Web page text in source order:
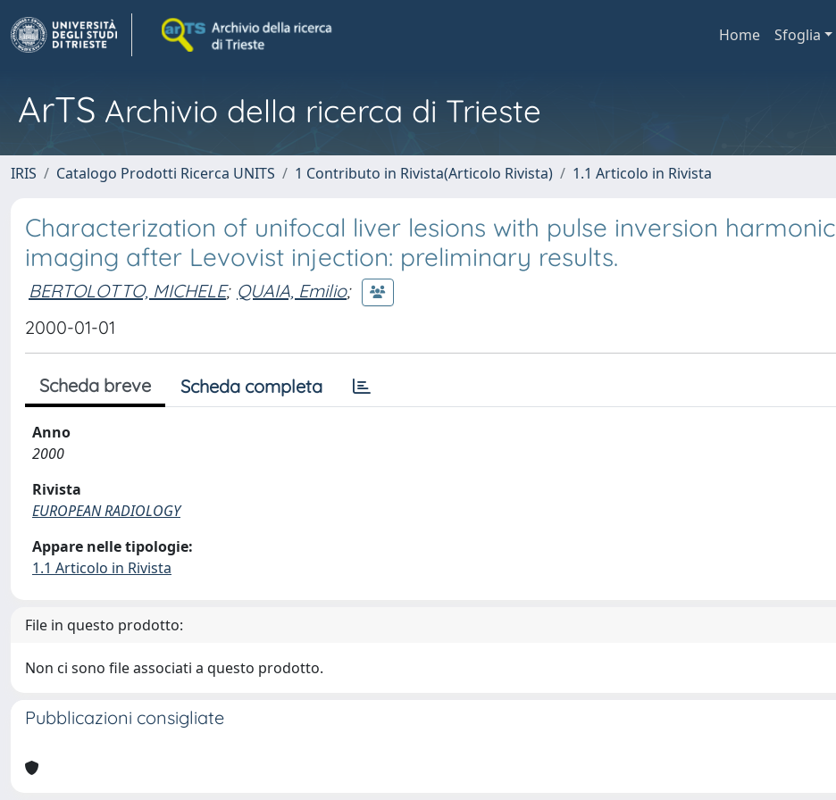
Home Sfoglia
ArTS Archivio della ricerca di Trieste
IRIS Catalogo Prodotti Ricerca UNITS 1 Contributo in Rivista(Articolo Rivista) 1.1 Articolo in Rivista
Characterization of unifocal liver lesions with pulse inversion harmonic
imaging after Levovist injection: preliminary results.
BERTOLOTTO, MICHELE; QUAIA, Emilio;
2000-01-01
Scheda breve Scheda completa
Anno
2000
Rivista
EUROPEAN RADIOLOGY
Appare nelle tipologie:
1.1 Articolo in Rivista
File in questo prodotto:
Non ci sono file associati a questo prodotto.
Pubblicazioni consigliate